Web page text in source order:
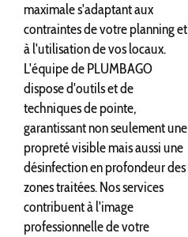
maximale s'adaptant aux
contraintes de votre planning et
à l'utilisation de vos locaux.
L'équipe de PLUMBAGO
dispose d'outils et de
techniques de pointe,
garantissant non seulement une
propreté visible mais aussi une
désinfection en profondeur des
zones traitées. Nos services
contribuent à l'image
professionnelle de votre